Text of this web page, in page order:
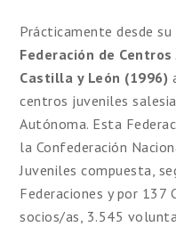
Prácticamente desde
Federación de
Castilla y León (1996)
centros juveniles
Autónoma. Esta
la Confederación
Juveniles compuesta,
Federaciones y por 137
socios/as, 3.545